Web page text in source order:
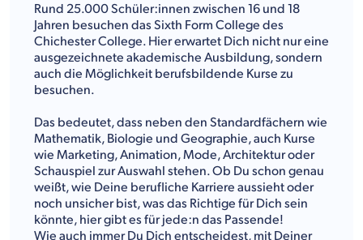
Rund 25.000 Schüler:innen zwischen 16 und 18
Jahren besuchen das Sixth Form College des
Chichester College. Hier erwartet Dich nicht nur eine
ausgezeichnete akademische Ausbildung, sondern
auch die Möglichkeit berufsbildende Kurse zu
besuchen.
Das bedeutet, dass neben den Standardfächern wie
Mathematik, Biologie und Geographie, auch Kurse
wie Marketing, Animation, Mode, Architektur oder
Schauspiel zur Auswahl stehen. Ob Du schon genau
weißt, wie Deine berufliche Karriere aussieht oder
noch unsicher bist, was das Richtige für Dich sein
könnte, hier gibt es für jede:n das Passende!
Wie auch immer Du Dich entscheidest, mit Deiner